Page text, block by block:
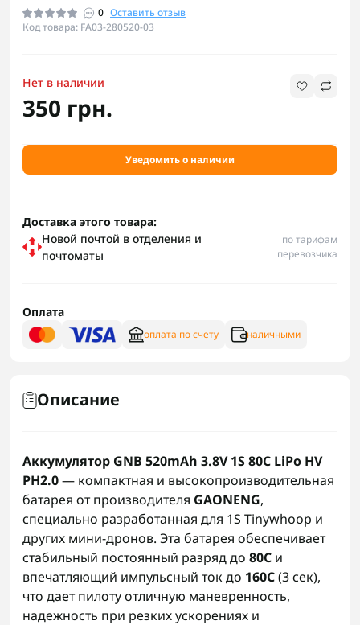
0 Оставить отзыв
Код товара: FA03-280520-03
Нет в наличии
350 грн.
Уведомить о наличии
Доставка этого товара:
Новой почтой в отделения и
почтоматы
по тарифам
перевозчика
Оплата
оплата по счету наличными
Описание
Аккумулятор GNB 520mAh 3.8V 1S 80C LiPo HV
PH2.0— компактная и высокопроизводительная
батарея от производителя GAONENG,
специально разработанная для 1S Tinywhoop и
других мини-дронов. Эта батарея обеспечивает
стабильный постоянный разряд до 80C и
впечатляющий импульсный ток до 160C(3 сек),
что дает пилоту отличную маневренность,
надежность при резких ускорениях и